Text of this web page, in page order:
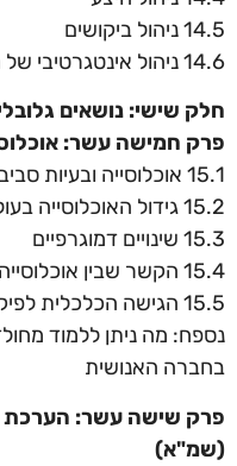
14.5 ניהול ביקושים
14.6 ניהול אינטגרטיבי של משאבי מים
חלק שישי: נושאים
פרק חמישה עשר:
15.1 אוכלוסייה ובעיות סביבה
15.2 גידול האוכלוסייה בעולם
15.3 שינויים דמוגרפיים
15.4 הקשר שבין אוכלוסייה וסביבה
15.5 הגישה הכלכלית לפיקוח על גודל האוכלוסייה
נספח: מה ניתן ללמוד
בחברה האנושית
פרק שישה עשר: הערכת
(שמ"א)